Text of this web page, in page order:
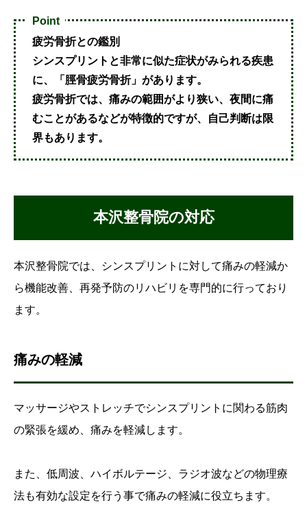
Point
疲労骨折との鑑別
シンスプリントと非常に似た症状がみられる疾患
に、「脛骨疲労骨折」があります。
疲労骨折では、痛みの範囲がより狭い、夜間に痛
むことがあるなどが特徴的ですが、自己判断は限
界もあります。
本沢整骨院の対応
本沢整骨院では、シンスプリントに対して痛みの軽減か
ら機能改善、再発予防のリハビリを専門的に行っており
ます。
痛みの軽減
マッサージやストレッチでシンスプリントに関わる筋肉
の緊張を緩め、痛みを軽減します。
また、低周波、ハイボルテージ、ラジオ波などの物理療
法も有効な設定を行う事で痛みの軽減に役立ちます。